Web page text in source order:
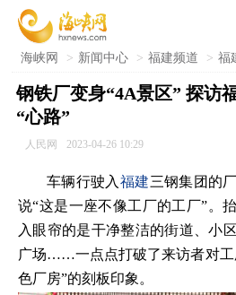
海峡网 > 新闻中心 > 福建频道 > 福
钢铁厂变身“4A景区” 探访
“心路”
人民网 2023-04-26 10:29
车辆行驶入 福建三钢集团的
说“这是一座不像工厂的工厂”。
入眼帘的是干净整洁的街道、小
广场……一点点打破了来访者对工
色厂房”的刻板印象。